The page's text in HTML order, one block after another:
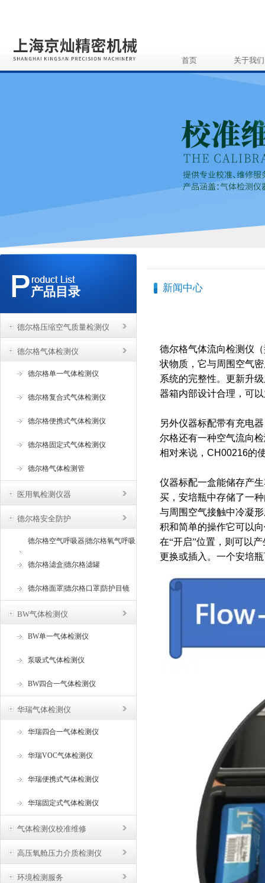
首页 关于我们
产品目录
德尔格压缩空气质量检测仪
德尔格气体检测仪
德尔格单一气体检测仪
德尔格复合式气体检测仪
德尔格便携式气体检测仪
德尔格固定式气体检测仪
德尔格气体检测管
医用氧检测仪器
德尔格安全防护
德尔格空气呼吸器|德尔格氧气呼吸
器
德尔格滤盒|德尔格滤罐
德尔格面罩|德尔格口罩|防护目镜
BW气体检测仪
BW单一气体检测仪
泵吸式气体检测仪
BW四合一气体检测仪
华瑞气体检测仪
华瑞四合一气体检测仪
华瑞VOC气体检测仪
华瑞便携式气体检测仪
华瑞固定式气体检测仪
气体检测仪校准维修
高压氧舱压力介质检测仪
环境检测服务
新闻中心
德尔格气体流向检测仪
状物质，它与周围空气
系统的完整性。更新升
器箱内部设计合理，可
另外仪器标配带有充电
尔格还有一种空气流向
相对来说，CH00216的
仪器标配一盒能储存产
买，安培瓶中存储了一
与周围空气接触中冷凝
积和简单的操作它可以
在“开启”位置，则可以
更换或插入。一个安培